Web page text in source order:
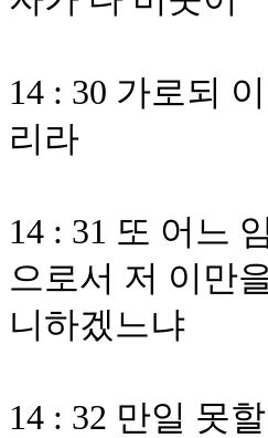
14 : 30 가로되
리라
14 : 31 또 어느
으로서 저 이만
니하겠느냐
14 : 32 만일 못